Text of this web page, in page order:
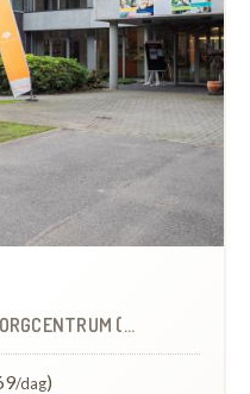
(WZC)
/dag)